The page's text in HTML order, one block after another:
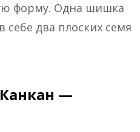
форму. Одна шишка
два плоских семя
—